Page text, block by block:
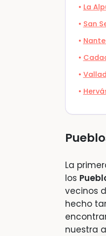
La
San
La
los
vecinos
hecho
nuestra